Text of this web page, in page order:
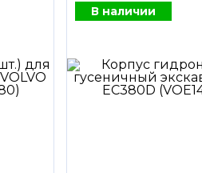
В наличии